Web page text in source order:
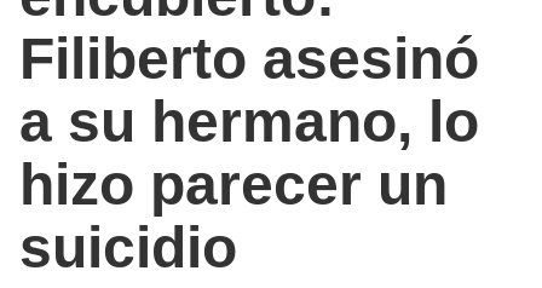
Filiberto asesinó
a su hermano, lo
hizo parecer un
suicidio